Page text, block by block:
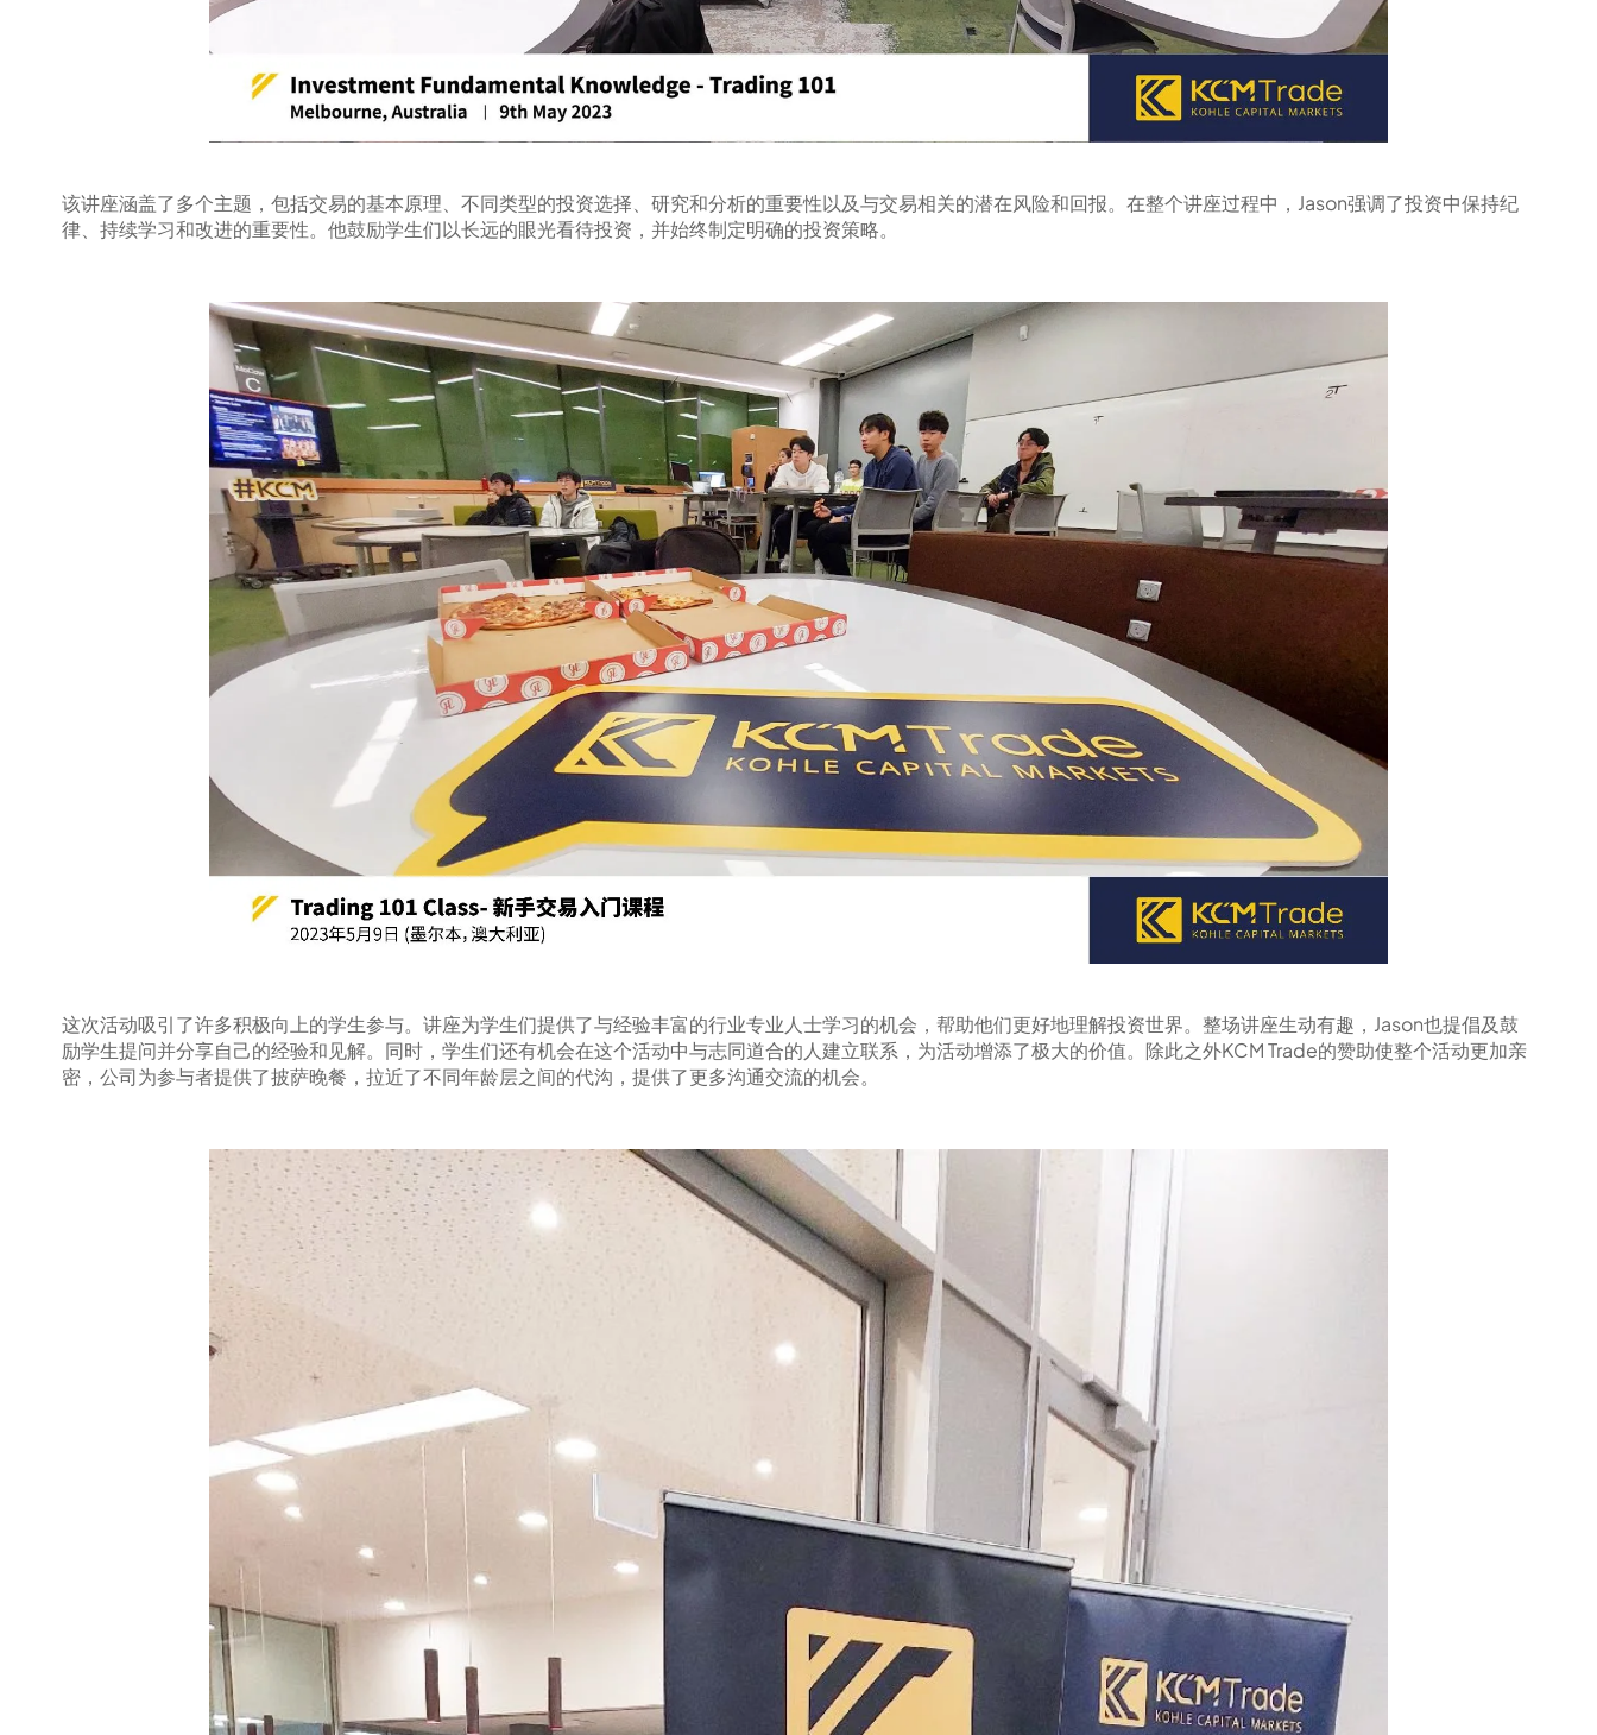
该讲座涵盖了多个主题，包括交易的基本原理、不同类型的投资选择、研究和分析的重要性以及与交易相关的潜在风险和回报。在整个讲座过程中，Jason强调了投资中保持纪
律、持续学习和改进的重要性。他鼓励学生们以长远的眼光看待投资，并始终制定明确的投资策略。
这次活动吸引了许多积极向上的学生参与。讲座为学生们提供了与经验丰富的行业专业人士学习的机会，帮助他们更好地理解投资世界。整场讲座生动有趣，Jason也提倡及鼓
励学生提问并分享自己的经验和见解。同时，学生们还有机会在这个活动中与志同道合的人建立联系，为活动增添了极大的价值。除此之外KCM Trade的赞助使整个活动更加亲
密，公司为参与者提供了披萨晚餐，拉近了不同年龄层之间的代沟，提供了更多沟通交流的机会。